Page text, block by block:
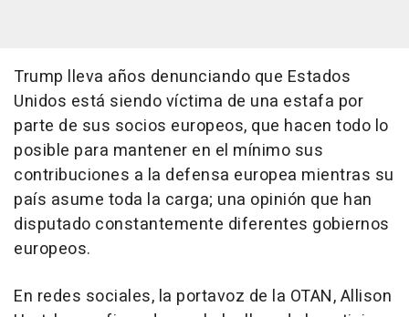
Trump lleva años denunciando que Estados
Unidos está siendo víctima de una estafa por
parte de sus socios europeos, que hacen todo lo
posible para mantener en el mínimo sus
contribuciones a la defensa europea mientras su
país asume toda la carga; una opinión que han
disputado constantemente diferentes gobiernos
europeos.
En redes sociales, la portavoz de la OTAN, Allison